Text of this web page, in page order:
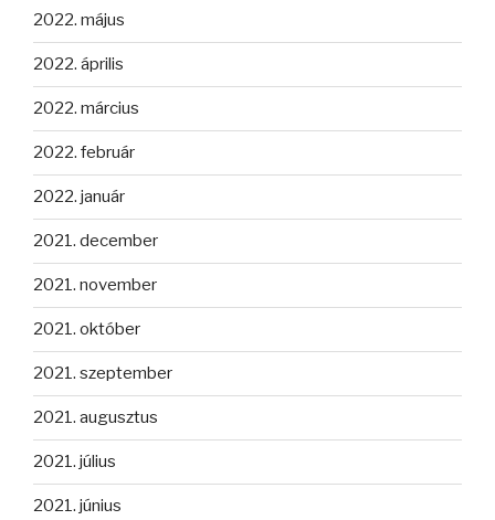
2022. május
2022. április
2022. március
2022. február
2022. január
2021. december
2021. november
2021. október
2021. szeptember
2021. augusztus
2021. július
2021. június